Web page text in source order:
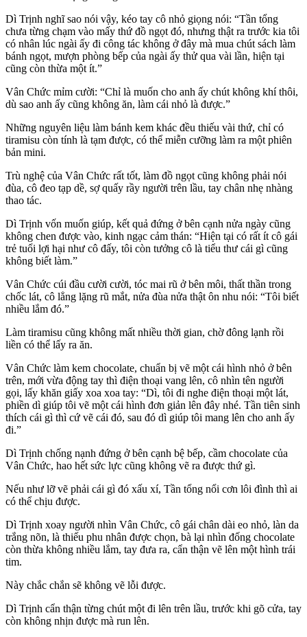
Dì Trịnh nghĩ sao nói vậy, kéo tay cô nhỏ giọng nói: “Tần tổng
chưa từng chạm vào mấy thứ đồ ngọt đó, nhưng thật ra trước kia tôi
có nhân lúc ngài ấy đi công tác không ở đây mà mua chút sách làm
bánh ngọt, mượn phòng bếp của ngài ấy thử qua vài lần, hiện tại
cũng còn thừa một ít.”
Vân Chức mỉm cười: “Chỉ là muốn cho anh ấy chút không khí thôi,
dù sao anh ấy cũng không ăn, làm cái nhỏ là được.”
Những nguyên liệu làm bánh kem khác đều thiếu vài thứ, chỉ có
tiramisu còn tính là tạm được, có thể miễn cưỡng làm ra một phiên
bản mini.
Trù nghệ của Vân Chức rất tốt, làm đồ ngọt cũng không phải nói
đùa, cô đeo tạp dề, sợ quấy rầy người trên lầu, tay chân nhẹ nhàng
thao tác.
Dì Trịnh vốn muốn giúp, kết quả đứng ở bên cạnh nửa ngày cũng
không chen được vào, kinh ngạc cảm thán: “Hiện tại có rất ít cô gái
trẻ tuổi lợi hại như cô đấy, tôi còn tưởng cô là tiểu thư cái gì cũng
không biết làm.”
Vân Chức cúi đầu cười cười, tóc mai rũ ở bên môi, thất thần trong
chốc lát, cô lẳng lặng rũ mắt, nửa đùa nửa thật ôn nhu nói: “Tôi biết
nhiều lắm đó.”
Làm tiramisu cũng không mất nhiều thời gian, chờ đông lạnh rồi
liền có thể lấy ra ăn.
Vân Chức làm kem chocolate, chuẩn bị vẽ một cái hình nhỏ ở bên
trên, mới vừa động tay thì điện thoại vang lên, cô nhìn tên người
gọi, lấy khăn giấy xoa xoa tay: “Dì, tôi đi nghe điện thoại một lát,
phiền dì giúp tôi vẽ một cái hình đơn giản lên đây nhé. Tần tiên sinh
thích cái gì thì cứ vẽ cái đó, sau đó dì giúp tôi mang lên cho anh ấy
đi.”
Dì Trịnh chống nạnh đứng ở bên cạnh bệ bếp, cầm chocolate của
Vân Chức, hao hết sức lực cũng không vẽ ra được thứ gì.
Nếu như lỡ vẽ phải cái gì đó xấu xí, Tần tổng nổi cơn lôi đình thì ai
có thể chịu được.
Dì Trịnh xoay người nhìn Vân Chức, cô gái chân dài eo nhỏ, làn da
trắng nõn, là thiếu phu nhân được chọn, bà lại nhìn đống chocolate
còn thừa không nhiều lắm, tay đưa ra, cẩn thận vẽ lên một hình trái
tim.
Này chắc chắn sẽ không vẽ lỗi được.
Dì Trịnh cẩn thận từng chút một đi lên trên lầu, trước khi gõ cửa, tay
còn không nhịn được mà run lên.